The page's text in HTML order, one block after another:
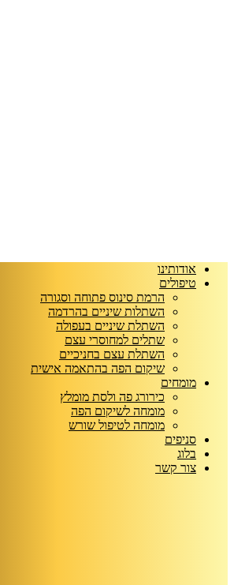
אודותינו
טיפולים
הרמת סינוס פתוחה וסגורה
השתלות שיניים בהרדמה
השתלת שיניים בעפולה
שתלים למחוסרי עצם
השתלת עצם בחניכיים
שיקום הפה בהתאמה אישית
מומחים
כירורג פה ולסת מומלץ
מומחה לשיקום הפה
מומחה לטיפול שורש
סניפים
בלוג
צור קשר